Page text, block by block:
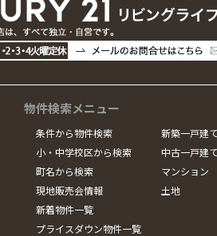
物件検索メニュー
条件から物件検索
小・中学校区から検索
町名から検索
現地販売会情報
新着物件一覧
プライスダウン物件一覧
新築一戸建て
中古一戸建て
マンション
土地